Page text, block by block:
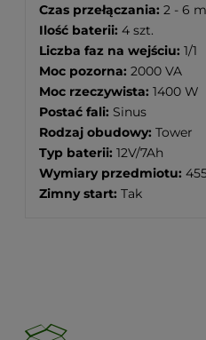
Czas przełączania: 2 - 6
Ilość baterii: 4 szt.
Liczba faz na wejściu: 1/1
Moc pozorna: 2000 VA
Moc rzeczywista: 1400 W
Postać fali: Sinus
Rodzaj obudowy: Tower
Typ baterii: 12V/7Ah
Wymiary przedmiotu:
Zimny start: Tak